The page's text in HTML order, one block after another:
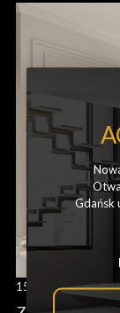
15 stycznia, 2025
Gdańsk